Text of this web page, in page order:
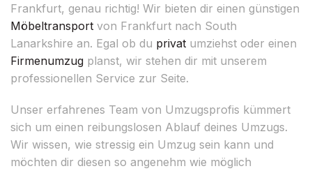
Frankfurt, genau richtig! Wir bieten dir einen günstigen
Möbeltransport von Frankfurt nach South
Lanarkshire an. Egal ob du privat umziehst oder einen
Firmenumzug planst, wir stehen dir mit unserem
professionellen Service zur Seite.
Unser erfahrenes Team von Umzugsprofis kümmert
sich um einen reibungslosen Ablauf deines Umzugs.
Wir wissen, wie stressig ein Umzug sein kann und
möchten dir diesen so angenehm wie möglich